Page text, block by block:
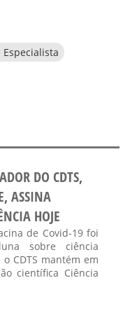
DO CDTS,
ASSINA
HOJE
de Covid-19 foi
sobre ciência
CDTS mantém em
científica Ciência